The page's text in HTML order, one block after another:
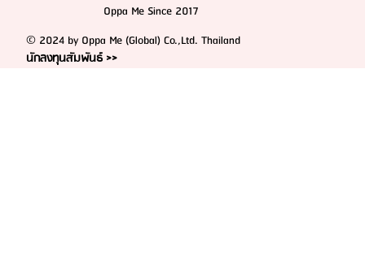
Oppa Me Since 2017
© 2024 by Oppa Me (Global) Co.,Ltd. Thailand
นักลงทุนสัมพันธ์ >>